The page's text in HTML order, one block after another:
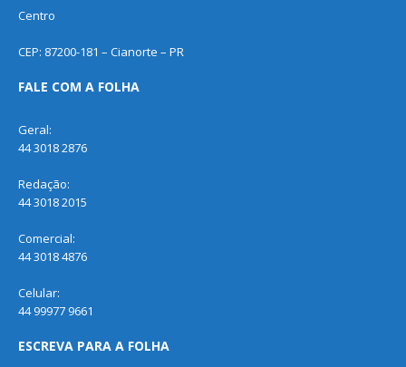
Centro
CEP: 87200-181 – Cianorte – PR
FALE COM A FOLHA
Geral:
44 3018 2876
Redação:
44 3018 2015
Comercial:
44 3018 4876
Celular:
44 99977 9661
ESCREVA PARA A FOLHA